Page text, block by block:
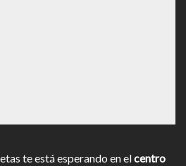
te está esperando en elcentro